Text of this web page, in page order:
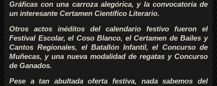
Gráficas con una carroza alegórica, y la convocatoria de
un interesante Certamen Científico Literario.
Otros actos inéditos del calendario festivo fueron el
Festival Escolar, el Coso Blanco, el Certamen de Bailes y
Cantos Regionales, el Batallón Infantil, el Concurso de
Muñecas, y una nueva modalidad de regatas y Concurso
de Ganados.
Pese a tan abultada oferta festiva, nada sabemos del